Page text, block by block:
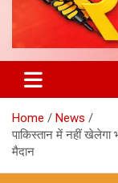
Reporter
Home
News
पाकिस्तान में नहीं खेलेगा
मैदान